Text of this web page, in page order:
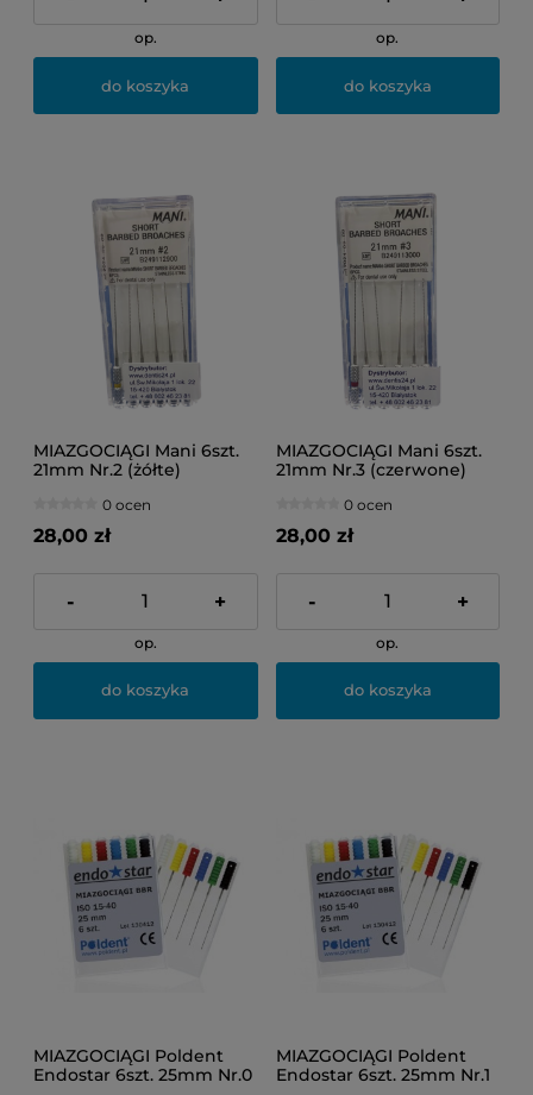
op.
do koszyka
op.
do koszyka
MIAZGOCIĄGI Mani 6szt.
21mm Nr.2 (żółte)
0 ocen
28,00 zł
- +
op.
do koszyka
MIAZGOCIĄGI Mani 6szt.
21mm Nr.3 (czerwone)
0 ocen
28,00 zł
- +
op.
do koszyka
MIAZGOCIĄGI Poldent
Endostar 6szt. 25mm Nr.0
MIAZGOCIĄGI Poldent
Endostar 6szt. 25mm Nr.1